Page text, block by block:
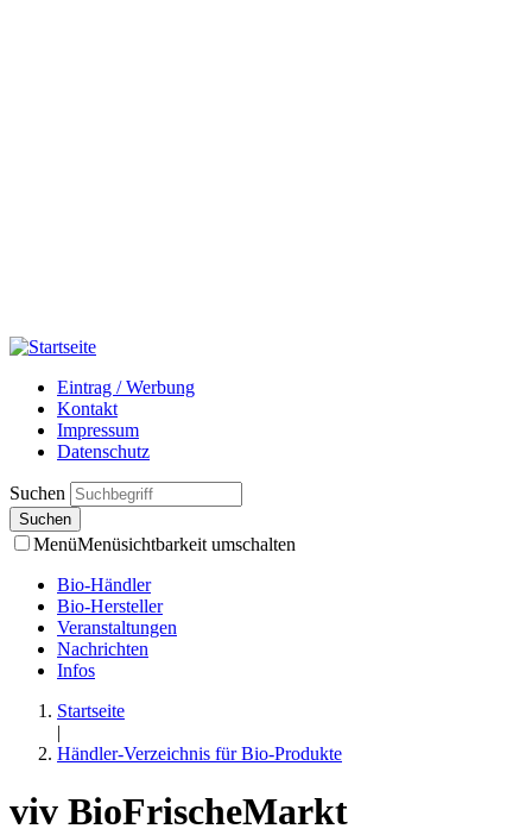
Eintrag / Werbung
Kontakt
Impressum
Datenschutz
Suchen
MenüMenüsichtbarkeit umschalten
Bio-Händler
Bio-Hersteller
Veranstaltungen
Nachrichten
Infos
Startseite
|
Händler-Verzeichnis für Bio-Produkte
viv BioFrischeMarkt